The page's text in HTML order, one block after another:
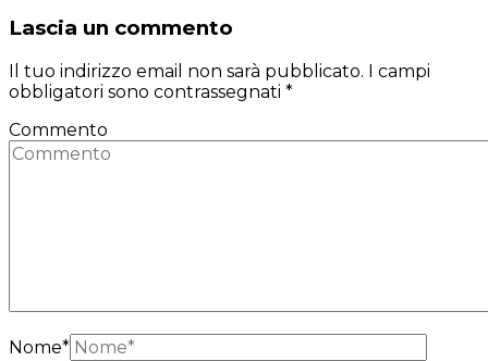
Lascia un commento
Il tuo indirizzo email non sarà pubblicato. I campi
obbligatori sono contrassegnati *
Commento
Nome*